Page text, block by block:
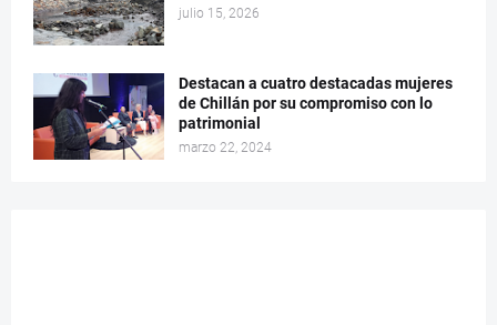
julio 15, 2026
Destacan a cuatro destacadas mujeres
de Chillán por su compromiso con lo
patrimonial
marzo 22, 2024